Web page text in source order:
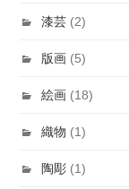
漆芸 (2)
版画 (5)
絵画 (18)
織物 (1)
陶彫 (1)